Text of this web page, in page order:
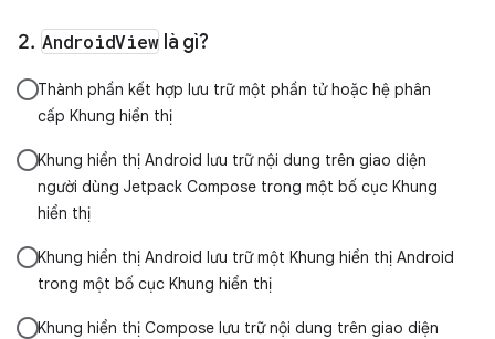
AndroidView là gì?
Thành phần kết hợp lưu trữ một phần tử hoặc hệ phân
cấp Khung hiển thị
Khung hiển thị Android lưu trữ nội dung trên giao diện
người dùng Jetpack Compose trong một bố cục Khung
hiển thị
Khung hiển thị Android lưu trữ một Khung hiển thị Android
trong một bố cục Khung hiển thị
Khung hiển thị Compose lưu trữ nội dung trên giao diện